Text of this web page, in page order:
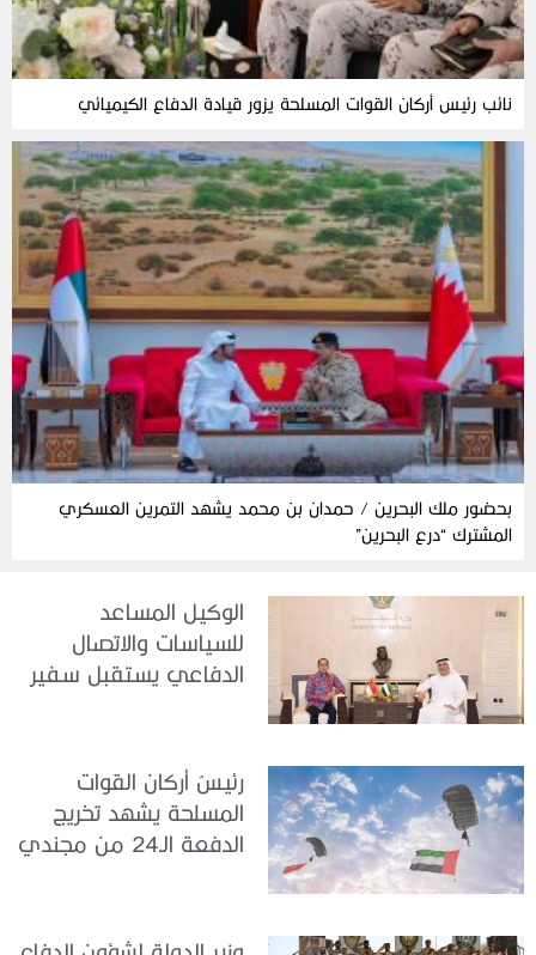
نائب رئيس أركان القوات المسلحة يزور قيادة الدفاع الكيميائي
بحضور ملك البحرين / حمدان بن محمد يشهد التمرين العسكري
المشترك “درع البحرين”
الوكيل المساعد
للسياسات والاتصال
الدفاعي يستقبل سفير
رئيسُ أركان القوات
المسلحة يشهد تخريج
الدفعة الـ24 من مجندي